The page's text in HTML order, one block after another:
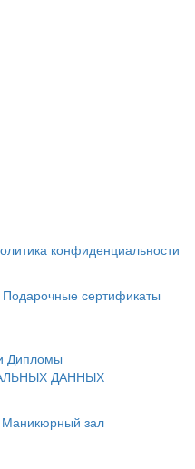
конфиденциальности
Подарочные сертификаты
Дипломы
ДАННЫХ
Маникюрный зал